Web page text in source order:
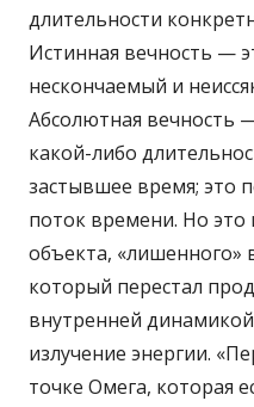
длительности
Истинная вечность —
нескончаемый и
Абсолютная вечность
какой-либо
застывшее время; это
поток времени. Но это
объекта, «лишенного»
который перестал
внутренней
излучение энергии.
точке Омега, которая